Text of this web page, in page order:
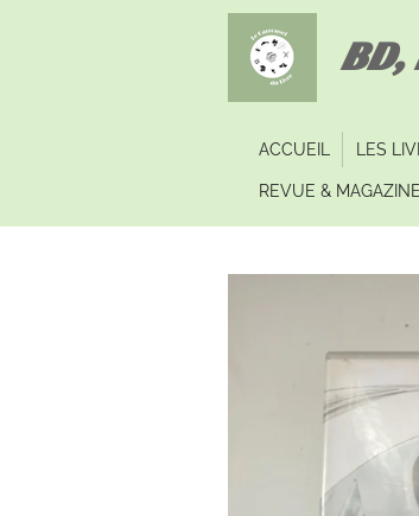
ACCUEIL LES
REVUE & MAGAZINE